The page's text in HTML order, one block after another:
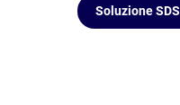
Soluzione SDS